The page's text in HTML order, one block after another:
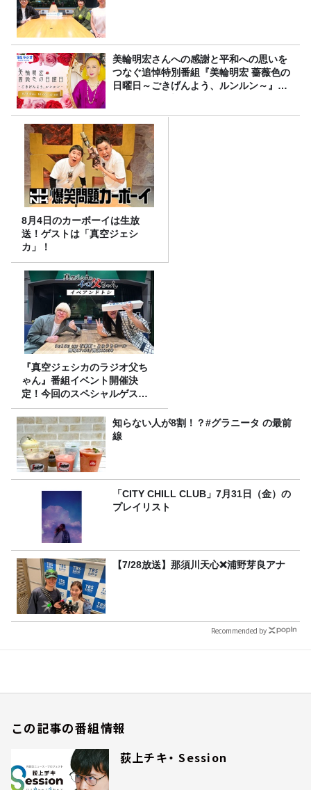
美輪明宏さんへの感謝と平和への思いを
つなぐ追悼特別番組『美輪明宏 薔薇色の
日曜日～ごきげんよう、ルンルン～』
8月4日のカーボーイは生放
送！ゲストは「真空ジェシ
カ」！
『真空ジェシカのラジオ父ち
ゃん』番組イベント開催決
定！今回のスペシャルゲスト
は、タカアンドトシ！
知らない人が8割！？#グラニータ の最前
線
「CITY CHILL CLUB」7月31日（金）の
プレイリスト
【7/28放送】那須川天心❌浦野芽良アナ
Recommended by
この記事の番組情報
荻上チキ・ Session